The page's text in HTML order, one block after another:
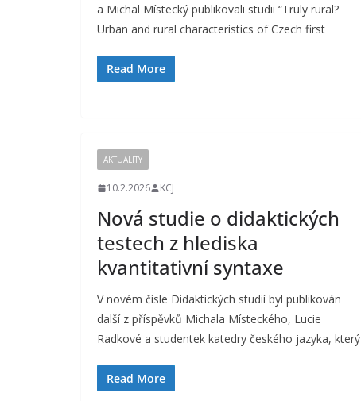
a Michal Místecký publikovali studii “Truly rural?
Urban and rural characteristics of Czech first
Read More
AKTUALITY
10.2.2026 KCJ
Nová studie o didaktických
testech z hlediska
kvantitativní syntaxe
V novém čísle Didaktických studií byl publikován
další z příspěvků Michala Místeckého, Lucie
Radkové a studentek katedry českého jazyka, který
Read More